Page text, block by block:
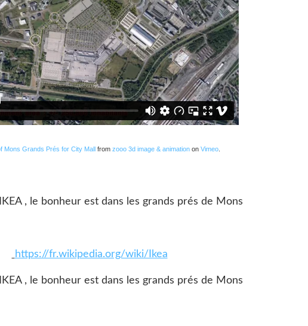
Mons Grands Prés for City Mall from zooo 3d image & animation on Vimeo
https://fr.wikipedia.org/wiki/Ikea